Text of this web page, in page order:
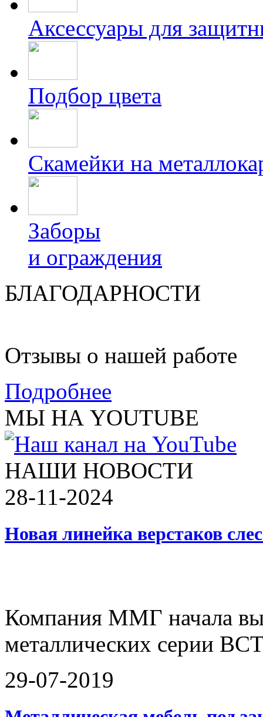
Аксессуары для
Подбор цвета
Скамейки на
Заборы
и ограждения
БЛАГОДАРНОСТИ
Отзывы о нашей работе
Подробнее
МЫ НА YOUTUBE
НАШИ НОВОСТИ
28-11-2024
Новая линейка верстаков
Компания ММГ начала
металлических серии
29-07-2019